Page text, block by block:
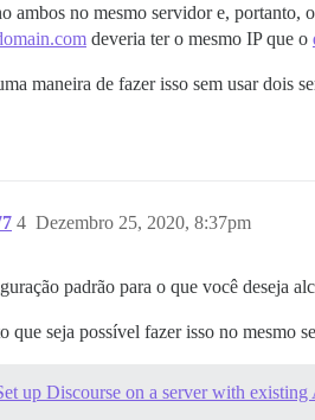
ambos no mesmo servidor e, portanto,
deveria ter o mesmo IP que o
maneira de fazer isso sem usar dois
Dezembro 25, 2020, 8:37pm
4
padrão para o que você deseja
que seja possível fazer isso no mesmo
up Discourse on a server with existing